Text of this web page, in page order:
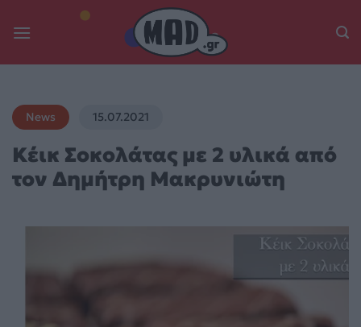
News 15.07.2021
Κέικ Σοκολάτας με 2 υλικά από
τον Δημήτρη Μακρυνιώτη